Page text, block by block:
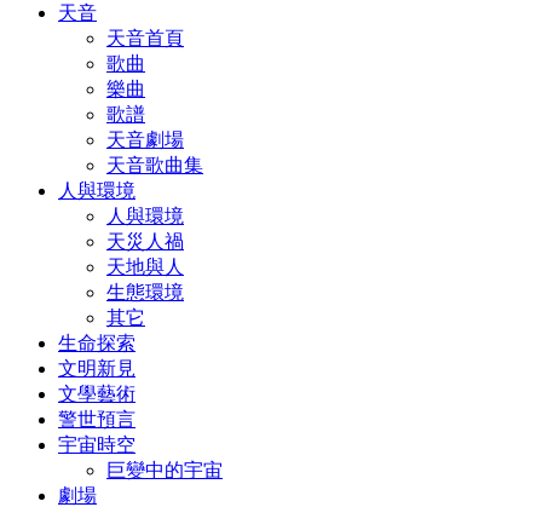
天音
天音首頁
歌曲
樂曲
歌譜
天音劇場
天音歌曲集
人與環境
人與環境
天災人禍
天地與人
生態環境
其它
生命探索
文明新見
文學藝術
警世預言
宇宙時空
巨變中的宇宙
劇場